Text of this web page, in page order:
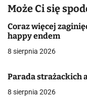
a
c
j
w
Może Ci się
Coraz więcej
happy endem
8 sierpnia 2026
Parada strażackich
8 sierpnia 2026